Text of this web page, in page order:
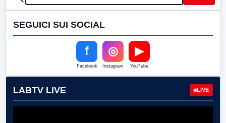
SEGUICI SUI SOCIAL
f
Facebook
◎
Instagram
▶
YouTube
LABTV LIVE LIVE